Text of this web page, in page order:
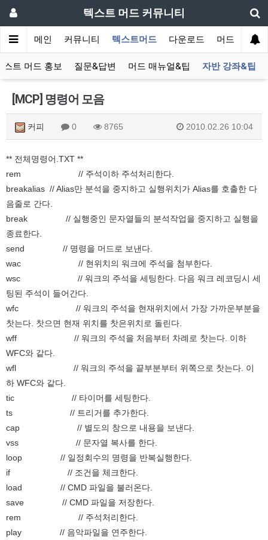
텍스트 머드 커뮤니티
메인 커뮤니티 텍스트머드 다운로드 머드 잡담
스트 머드 홍보 질문&답변 머드 매뉴얼&팁 자반 강좌&팁
[MCP] 명령어 모음
커피 0 8765 2010.02.26 10:04
** 전체명령어.TXT **
rem // 주석이하 주석처리한다.
breakalias // Alias만 분석을 중지하고 실행위치가 Alias를 호출한 다
음줄로 간다.
break // 실행중인 문자열들의 분석작업을 중지하고 실행을
종료한다.
send // 명령을 머드로 보낸다.
wac // 현위치의 워크에 주석을 첨부한다.
wsc // 워크의 주석을 세팅한다. 다음 워크 레코딩시 세
팅된 주석이 들어간다.
wfc // 워크의 주석을 현재위치에서 가장 가까운부분을
찻는다. 찻으면 현재 위치를 찻은위치로 돌린다.
wff // 워크의 주석을 처음부터 차례로 찻는다. 이하
WFC와 같다.
wfl // 워크의 주석을 끝부분부터 위쪽으로 찻는다. 이
하 WFC와 같다.
tic // 타이머를 세팅한다.
ts // 트리거를 추가한다.
cap // 별도의 창으로 내용을 보낸다.
vss // 문자열 복사를 한다.
loop // 일정회수의 명령을 반복실행한다.
if // 조건을 체크한다.
load // CMD 파일을 불러온다.
save // CMD 파일을 저장한다.
rem // 주석처리한다.
play // 음악파일을 연주한다.